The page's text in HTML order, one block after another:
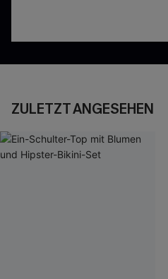
ZULETZT ANGESEHEN